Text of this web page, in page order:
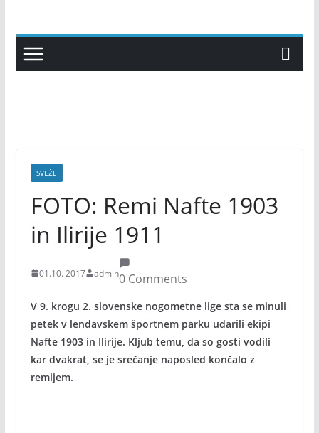
content
SVEŽE
FOTO: Remi Nafte 1903
in Ilirije 1911
01.10. 2017 admin0 Comments
V 9. krogu 2. slovenske nogometne lige sta se minuli
petek v lendavskem športnem parku udarili ekipi
Nafte 1903 in Ilirije. Kljub temu, da so gosti vodili
kar dvakrat, se je srečanje naposled končalo z
remijem.